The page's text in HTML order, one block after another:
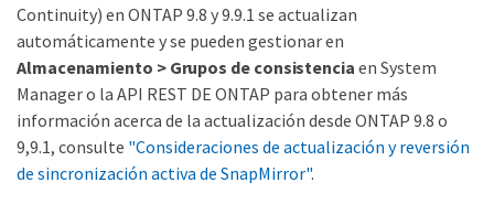
Continuity) en ONTAP 9.8 y 9.9.1 se actualizan
automáticamente y se pueden gestionar en
Almacenamiento > Grupos de consistencia en System
Manager o la API REST DE ONTAP para obtener más
información acerca de la actualización desde ONTAP 9.8 o
9,9.1, consulte "Consideraciones de actualización y reversión
de sincronización activa de SnapMirror".